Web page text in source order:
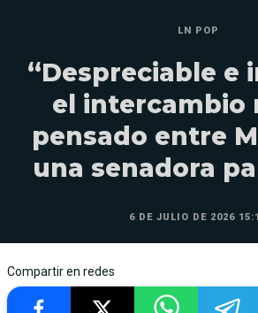
LN POP
“Despreciable e
el intercambio
pensado entre
una senadora
6 DE JULIO DE 2026
Compartir en redes